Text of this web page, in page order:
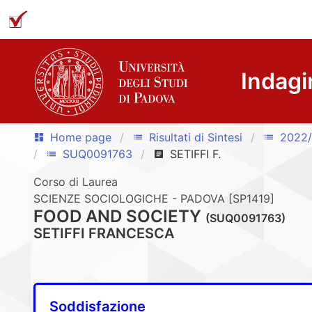
dashboard Home page list Risultati di Sintesi list
list SUQ0091763 article
SETIFFI F.
Corso di Laurea
SCIENZE SOCIOLOGICHE - PADOVA [SP1419]
FOOD AND SOCIETY (SUQ0091763)
SETIFFI FRANCESCA
Soddisfazione